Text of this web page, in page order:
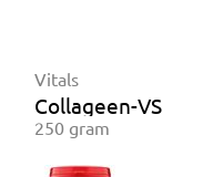
Vitals
Collageen-VS
250 gram